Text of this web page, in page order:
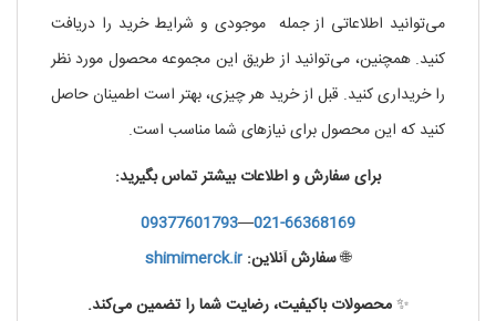
می‌توانید اطلاعاتی از جمله موجودی و شرایط خرید را دریافت
کنید. همچنین، می‌توانید از طریق این مجموعه محصول مورد نظر
را خریداری کنید. قبل از خرید هر چیزی، بهتر است اطمینان حاصل
کنید که این محصول برای نیازهای شما مناسب است.
برای سفارش و اطلاعات بیشتر تماس بگیرید:
021-66368169
—
09377601793
🌐سفارش آنلاین: shimimerck.ir
✨محصولات باکیفیت، رضایت شما را تضمین می‌کند.